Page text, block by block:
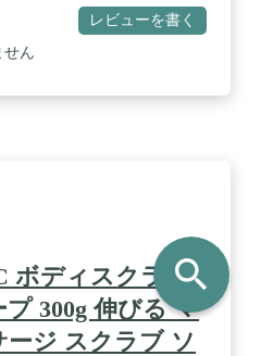
チャーが3変化！】ざく・じ
チャーが3段階に変化する
ザクしたスクラブinジェル
トケイソウ果実エキス、レ
)*3配合で美肌へ導きま
ョニング成分 *2 酢酸トコフ
剤〕 *3 保湿成分) / ✅【ざ
に】マッサージしやすく、ベ
ジェルが肌への摩擦を軽減。
る二の腕、デコルテ、バス
わらかな部位まで、全身にお
【ジューシー＆スイートな
レビューを書く
せん
ボディスクラブ
プ 300g 伸びる マ
ージ スクラブ ソ
search